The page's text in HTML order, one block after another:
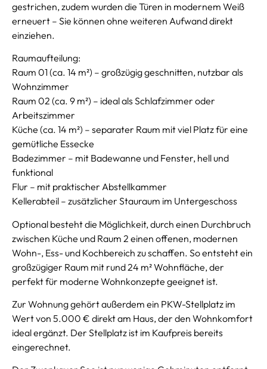
gestrichen, zudem wurden die Türen in modernem Weiß
erneuert – Sie können ohne weiteren Aufwand direkt
einziehen.
Raumaufteilung:
Raum 01 (ca. 14 m²) – großzügig geschnitten, nutzbar als
Wohnzimmer
Raum 02 (ca. 9 m²) – ideal als Schlafzimmer oder
Arbeitszimmer
Küche (ca. 14 m²) – separater Raum mit viel Platz für eine
gemütliche Essecke
Badezimmer – mit Badewanne und Fenster, hell und
funktional
Flur – mit praktischer Abstellkammer
Kellerabteil – zusätzlicher Stauraum im Untergeschoss
Optional besteht die Möglichkeit, durch einen Durchbruch
zwischen Küche und Raum 2 einen offenen, modernen
Wohn-, Ess- und Kochbereich zu schaffen. So entsteht ein
großzügiger Raum mit rund 24 m² Wohnfläche, der
perfekt für moderne Wohnkonzepte geeignet ist.
Zur Wohnung gehört außerdem ein PKW-Stellplatz im
Wert von 5.000 € direkt am Haus, der den Wohnkomfort
ideal ergänzt. Der Stellplatz ist im Kaufpreis bereits
eingerechnet.